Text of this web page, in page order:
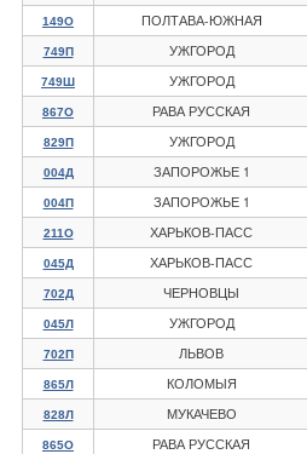
149О ПОЛТАВА-ЮЖНАЯ
749П УЖГОРОД
749Ш УЖГОРОД
867О РАВА РУССКАЯ
829П УЖГОРОД
004Д ЗАПОРОЖЬЕ 1
004П ЗАПОРОЖЬЕ 1
211О ХАРЬКОВ-ПАСС
045Д ХАРЬКОВ-ПАСС
702Д ЧЕРНОВЦЫ
045Л УЖГОРОД
702П ЛЬВОВ
865Л КОЛОМЫЯ
828Л МУКАЧЕВО
865О РАВА РУССКАЯ